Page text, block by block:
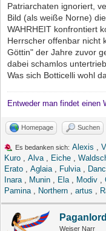
Patriarchaten ignoriert,
Bild (als weiße Norne)
WAHRHEIT konfrontiert
Herrscher offenbar nicht
Göttin" der Jahre zuvor
dabei schamlos
Was sich Botticelli wohl
Entweder man findet einen
Homepage Suchen
Es bedanken sich: Alexis
Kuro
Alva Eiche
Erato
Aglaia Fulvia
Inara
Munin Ela Modiv
Pamina
Northern artus
Paganlord
Weiser Narr